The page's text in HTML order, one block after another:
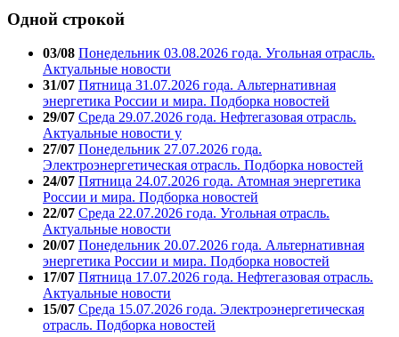
Одной строкой
03/08 Понедельник 03.08.2026 года. Угольная отрасль.
Актуальные новости
31/07 Пятница 31.07.2026 года. Альтернативная
энергетика России и мира. Подборка новостей
29/07 Среда 29.07.2026 года. Нефтегазовая отрасль.
Актуальные новости у
27/07 Понедельник 27.07.2026 года.
Электроэнергетическая отрасль. Подборка новостей
24/07 Пятница 24.07.2026 года. Атомная энергетика
России и мира. Подборка новостей
22/07 Среда 22.07.2026 года. Угольная отрасль.
Актуальные новости
20/07 Понедельник 20.07.2026 года. Альтернативная
энергетика России и мира. Подборка новостей
17/07 Пятница 17.07.2026 года. Нефтегазовая отрасль.
Актуальные новости
15/07 Среда 15.07.2026 года. Электроэнергетическая
отрасль. Подборка новостей